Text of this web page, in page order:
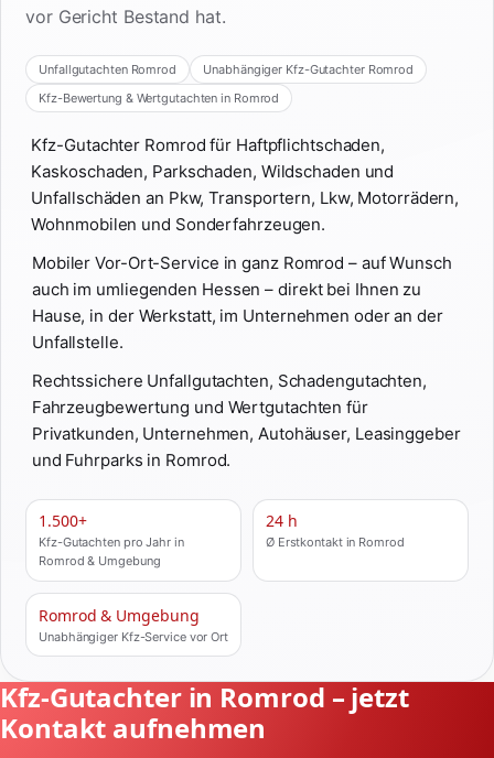
vor Gericht Bestand hat.
Unfallgutachten Romrod
Unabhängiger Kfz-Gutachter Romrod
Kfz-Bewertung & Wertgutachten in Romrod
Kfz-Gutachter Romrod für Haftpflichtschaden,
Kaskoschaden, Parkschaden, Wildschaden und
Unfallschäden an Pkw, Transportern, Lkw, Motorrädern,
Wohnmobilen und Sonderfahrzeugen.
Mobiler Vor-Ort-Service in ganz Romrod – auf Wunsch
auch im umliegenden Hessen – direkt bei Ihnen zu
Hause, in der Werkstatt, im Unternehmen oder an der
Unfallstelle.
Rechtssichere Unfallgutachten, Schadengutachten,
Fahrzeugbewertung und Wertgutachten für
Privatkunden, Unternehmen, Autohäuser, Leasinggeber
und Fuhrparks in Romrod.
1.500+
Kfz-Gutachten pro Jahr in
Romrod & Umgebung
24 h
Ø Erstkontakt in Romrod
Romrod & Umgebung
Unabhängiger Kfz-Service vor Ort
Kfz-Gutachter in Romrod – jetzt
Kontakt aufnehmen